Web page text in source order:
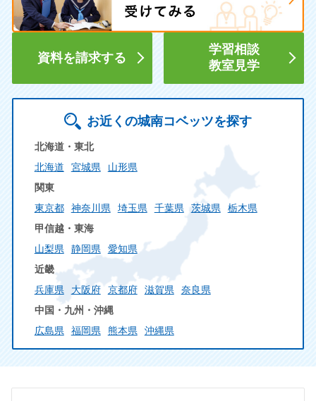
資料を請求する
学習相談
教室見学
お近くの城南コベッツを探す
北海道・東北
北海道
宮城県
山形県
関東
東京都
神奈川県 埼玉県 千葉県 茨城県
栃木県
甲信越・東海
山梨県
静岡県
愛知県
近畿
兵庫県
大阪府 京都府 滋賀県
奈良県
中国・九州・沖縄
広島県
福岡県 熊本県 沖縄県